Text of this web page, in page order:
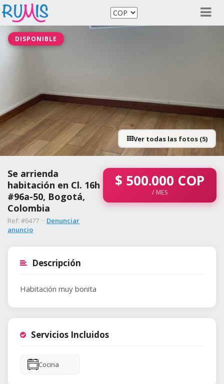
DISPONIBLE
Ver todas las fotos (5)
Se arrienda
habitación en Cl. 16h
#96a-50, Bogotá,
Colombia
Ref: #6477 · Denunciar
anuncio
$ 500.000 COP
/ MES
Descripción
Habitación muy bonita
Servicios Incluidos
Cocina